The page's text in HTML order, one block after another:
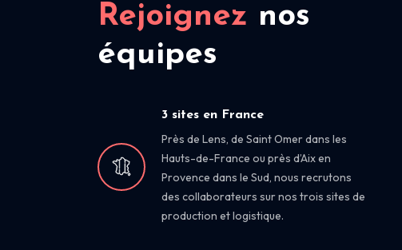
Rejoignez nos
équipes
3 sites en France
Près de Lens, de Saint Omer dans les
Hauts-de-France ou près d’Aix en
Provence dans le Sud, nous recrutons
des collaborateurs sur nos trois sites de
production et logistique.